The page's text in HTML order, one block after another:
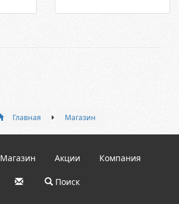
Главная Магазин
Магазин Акции Компания
Поиск